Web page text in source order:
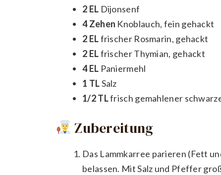
2 EL Dijonsenf
4 Zehen Knoblauch, fein gehackt
2 ELfrischer Rosmarin, gehackt
2 ELfrischer Thymian, gehackt
4 EL Paniermehl
1 TLSalz
1/2 TLfrisch gemahlener
Zubereitung
Das Lammkarree parieren (Fett
belassen. Mit Salz und Pfeffer